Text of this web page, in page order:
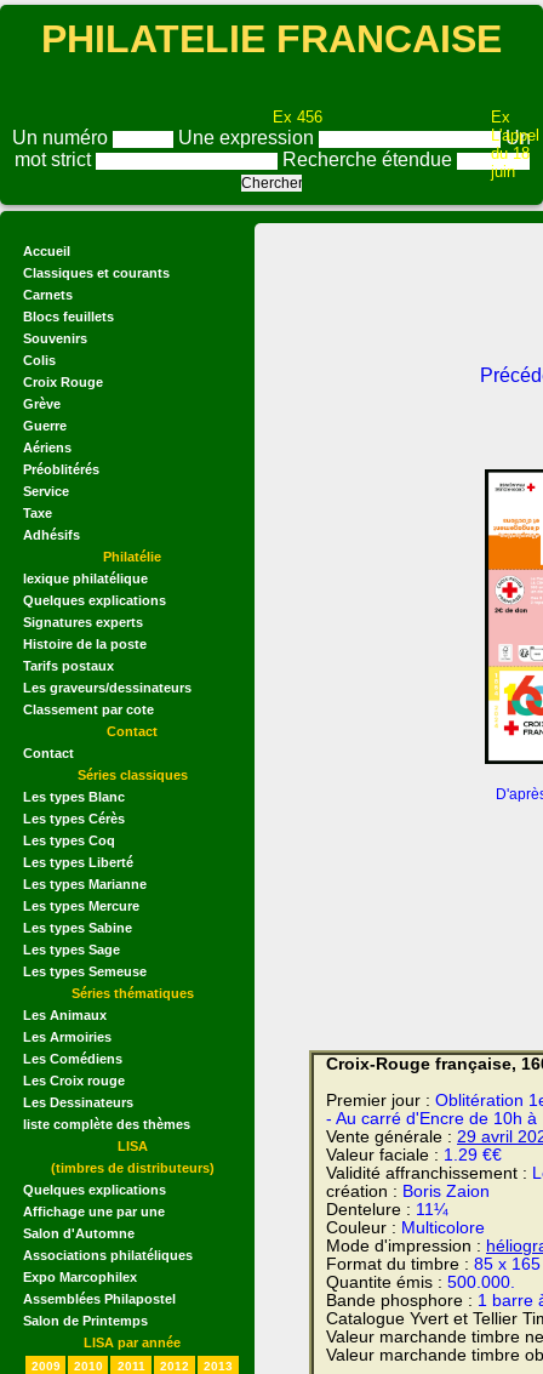
PHILATELIE FRANCAISE
Ex 456
Ex
L'appel
du 18
juin
Un numéro Une expression
Un
mot strict
Recherche étendue
Accueil
Classiques et courants
Carnets
Blocs feuillets
Souvenirs
Colis
Croix Rouge
Grève
Guerre
Aériens
Préoblitérés
Service
Taxe
Adhésifs
Philatélie
lexique philatélique
Quelques explications
Signatures experts
Histoire de la poste
Tarifs postaux
Les graveurs/dessinateurs
Classement par cote
Contact
Contact
Séries classiques
Les types Blanc
Les types Cérès
Les types Coq
Les types Liberté
Les types Marianne
Les types Mercure
Les types Sabine
Les types Sage
Les types Semeuse
Séries thématiques
Les Animaux
Les Armoiries
Les Comédiens
Les Croix rouge
Les Dessinateurs
liste complète des thèmes
LISA
(timbres de distributeurs)
Quelques explications
Affichage une par une
Salon d'Automne
Associations philatéliques
Expo Marcophilex
Assemblées Philapostel
Salon de Printemps
LISA par année
2009 2010 2011 2012
2013
Croix-Rouge française,
Premier jour : Oblitération
- Au carré d'Encre de 10h
Vente générale : 29 avril
Valeur faciale : 1.29 €€
Validité affranchissement :
création : Boris Zaion
Dentelure : 11¼
Couleur : Multicolore
Mode d'impression :
Format du timbre : 85 x
Quantite émis : 500.000.
Bande phosphore : 1 barre
Catalogue Yvert et Tellier
Valeur marchande timbre
Valeur marchande timbre